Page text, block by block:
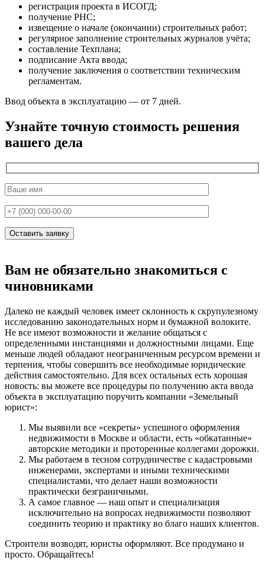
регистрация проекта в ИСОГД;
получение РНС;
извещение о начале (окончании) строительных работ;
регулярное заполнение строительных журналов учёта;
составление Техплана;
подписание Акта ввода;
получение заключения о соответствии техническим
регламентам.
Ввод объекта в эксплуатацию — от 7 дней.
Узнайте точную стоимость решения
вашего дела
Вам не обязательно знакомиться с
чиновниками
Далеко не каждый человек имеет склонность к скрупулезному
исследованию законодательных норм и бумажной волоките.
Не все имеют возможности и желание общаться с
определенными инстанциями и должностными лицами. Еще
меньше людей обладают неограниченным ресурсом времени и
терпения, чтобы совершить все необходимые юридические
действия самостоятельно. Для всех остальных есть хорошая
новость: вы можете все процедуры по получению акта ввода
объекта в эксплуатацию поручить компании «Земельный
юрист»:
Мы выявили все «секреты» успешного оформления
недвижимости в Москве и области, есть «обкатанные»
авторские методики и проторенные коллегами дорожки.
Мы работаем в тесном сотрудничестве с кадастровыми
инженерами, экспертами и иными техническими
специалистами, что делает наши возможности
практически безграничными.
А самое главное — наш опыт и специализация
исключительно на вопросах недвижимости позволяют
соединить теорию и практику во благо наших клиентов.
Строители возводят, юристы оформляют. Все продумано и
просто. Обращайтесь!